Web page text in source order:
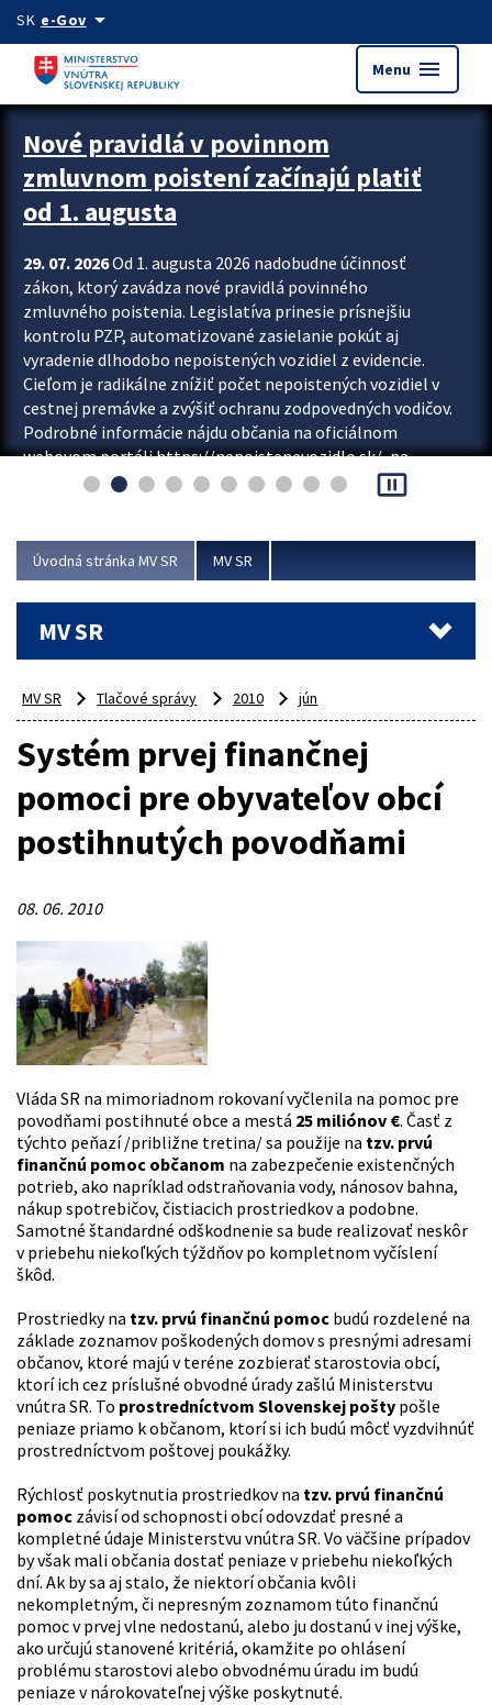
Preskocit na hlavný obsah
SK e-Govarrow_drop_down
Menu menu
Zastavit automatický posun upútavok
Nové pravidlá v povinnom
zmluvnom poistení začínajú platiť
od 1. augusta
29. 07. 2026Od 1. augusta 2026 nadobudne účinnosť
zákon, ktorý zavádza nové pravidlá povinného
zmluvného poistenia. Legislatíva prinesie prísnejšiu
kontrolu PZP, automatizované zasielanie pokút aj
vyradenie dlhodobo nepoistených vozidiel z evidencie.
Cieľom je radikálne znížiť počet nepoistených vozidiel v
cestnej premávke a zvýšiť ochranu zodpovedných vodičov.
Podrobné informácie nájdu občania na oficiálnom
webovom portáli https://nepoistenevozidlo.sk/, na
ktorom od augusta pribudne aj možnosť overiť si...
pause_presentation
Úvodná stránka MV SR MV SR
MV SR
MV SR Tlačové správy 2010 jún
Systém prvej finančnej
pomoci pre obyvateľov obcí
postihnutých povodňami
08. 06. 2010
Vláda SR na mimoriadnom rokovaní vyčlenila na pomoc pre
povodňami postihnuté obce a mestá 25 miliónov €. Časť z
týchto peňazí /približne tretina/ sa použije na tzv. prvú
finančnú pomoc občanom na zabezpečenie existenčných
potrieb, ako napríklad odstraňovania vody, nánosov bahna,
nákup spotrebičov, čistiacich prostriedkov a podobne.
Samotné štandardné odškodnenie sa bude realizovať neskôr
v priebehu niekoľkých týždňov po kompletnom vyčíslení
škôd.
Prostriedky na tzv. prvú finančnú pomoc budú rozdelené na
základe zoznamov poškodených domov s presnými adresami
občanov, ktoré majú v teréne zozbierať starostovia obcí,
ktorí ich cez príslušné obvodné úrady zašlú Ministerstvu
vnútra SR. To prostredníctvom Slovenskej pošty pošle
peniaze priamo k občanom, ktorí si ich budú môcť vyzdvihnúť
prostredníctvom poštovej poukážky.
Rýchlosť poskytnutia prostriedkov na tzv. prvú finančnú
pomoc závisí od schopnosti obcí odovzdať presné a
kompletné údaje Ministerstvu vnútra SR. Vo väčšine prípadov
by však mali občania dostať peniaze v priebehu niekoľkých
dní. Ak by sa aj stalo, že niektorí občania kvôli
nekompletným, či nepresným zoznamom túto finančnú
pomoc v prvej vlne nedostanú, alebo ju dostanú v inej výške,
ako určujú stanovené kritériá, okamžite po ohlásení
problému starostovi alebo obvodnému úradu im budú
peniaze v nárokovateľnej výške poskytnuté.